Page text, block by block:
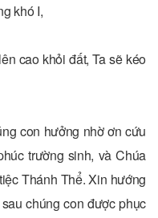
khó I,
cao khỏi đất, Ta sẽ kéo
con hưởng nhờ ơn cứu
trường sinh, và Chúa
Thánh Thể. Xin hướng
chúng con được phục